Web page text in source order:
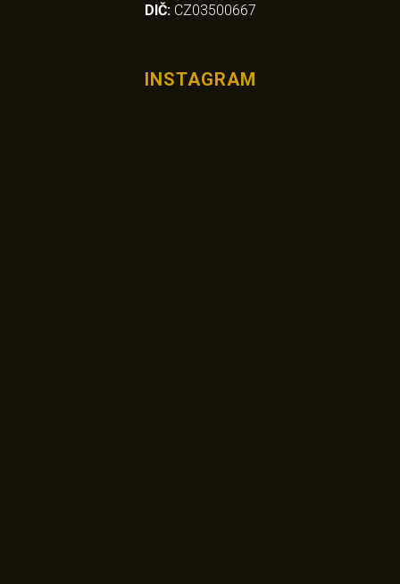
DIČ:CZ03500667
INSTAGRAM